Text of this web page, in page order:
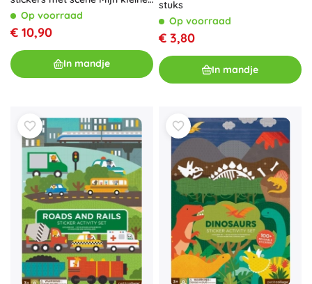
stadOp voorraad
€ 10,90
In mandje
stuks
Op voorraad
€ 3,80
In mandje